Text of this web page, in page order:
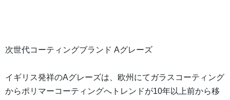
次世代コーティングブランド Aグレーズ
イギリス発祥のAグレーズは、欧州にてガラスコーティング
からポリマーコーティングへトレンドが10年以上前から移